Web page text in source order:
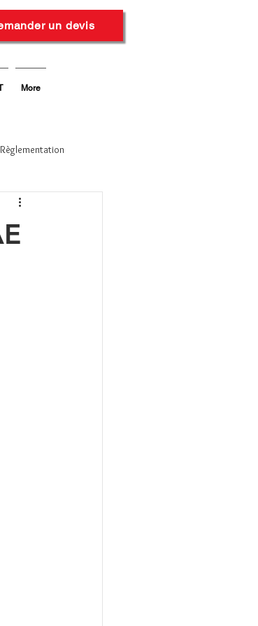
un devis
More
Règlementation